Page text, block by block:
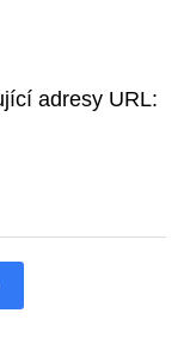
adresy URL: